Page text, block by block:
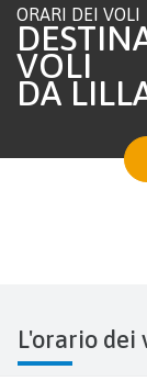
ORARI DEI VOLI
VOLI
DA
L'orario